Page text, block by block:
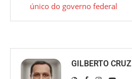
único do governo federal
GILBERTO CRUZ